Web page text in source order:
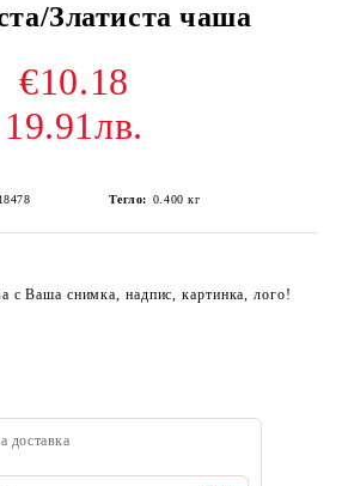
Златиста чаша
€10.18
19.91лв.
Тегло: 0.400 кг
с Ваша снимка, надпис, картинка, лого!
доставка